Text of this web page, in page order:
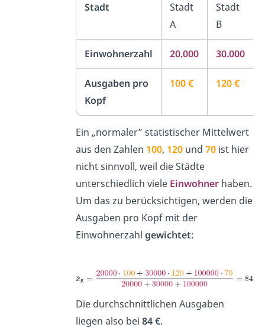
Stadt
Stadt
A
Stadt
B
Einwohnerzahl 20.000 30.000
Ausgaben pro
Kopf
100 € 120 €
Ein „normaler” statistischer Mittelwert
aus den Zahlen 100, 120 und 70 ist hier
nicht sinnvoll, weil die Städte
unterschiedlich viele Einwohner haben.
Um das zu berücksichtigen, werden die
Ausgaben pro Kopf mit der
Einwohnerzahl gewichtet:
Die durchschnittlichen Ausgaben
liegen also bei 84 €.